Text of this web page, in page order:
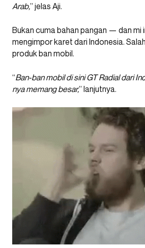
Arab,” jelas Aji.
Bukan cuma bahan pangan — dan mi
mengimpor karet dari Indonesia.
produk ban mobil.
“Ban-ban mobil di sini GT Radial dari
nya memang besar,” lanjutnya.